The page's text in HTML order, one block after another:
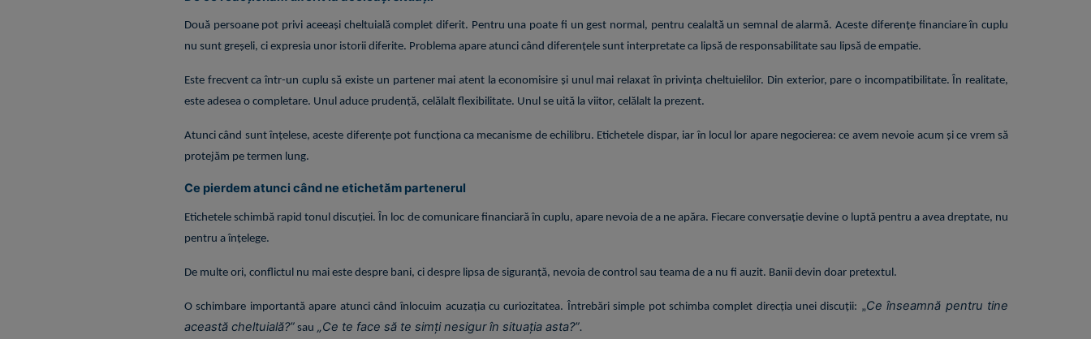
Două persoane pot privi aceeași cheltuială complet diferit. Pentru una poate fi un gest normal, pentru cealaltă un semnal de alarmă. Aceste diferențe financiare în cuplu
nu sunt greșeli, ci expresia unor istorii diferite. Problema apare atunci când diferențele sunt interpretate ca lipsă de responsabilitate sau lipsă de empatie.
Este frecvent ca într-un cuplu să existe un partener mai atent la economisire și unul mai relaxat în privința cheltuielilor. Din exterior, pare o incompatibilitate. În realitate,
este adesea o completare. Unul aduce prudență, celălalt flexibilitate. Unul se uită la viitor, celălalt la prezent.
Atunci când sunt înțelese, aceste diferențe pot funcționa ca mecanisme de echilibru. Etichetele dispar, iar în locul lor apare negocierea: ce avem nevoie acum și ce vrem să
protejăm pe termen lung.
Ce pierdem atunci când ne etichetăm partenerul
Etichetele schimbă rapid tonul discuției. În loc de comunicare financiară în cuplu, apare nevoia de a ne apăra. Fiecare conversație devine o luptă pentru a avea dreptate, nu
pentru a înțelege.
De multe ori, conflictul nu mai este despre bani, ci despre lipsa de siguranță, nevoia de control sau teama de a nu fi auzit. Banii devin doar pretextul.
O schimbare importantă apare atunci când înlocuim acuzația cu curiozitatea. Întrebări simple pot schimba complet direcția unei discuții: „Ce înseamnă pentru tine
această cheltuială?” sau „Ce te face să te simți nesigur în situația asta?”.